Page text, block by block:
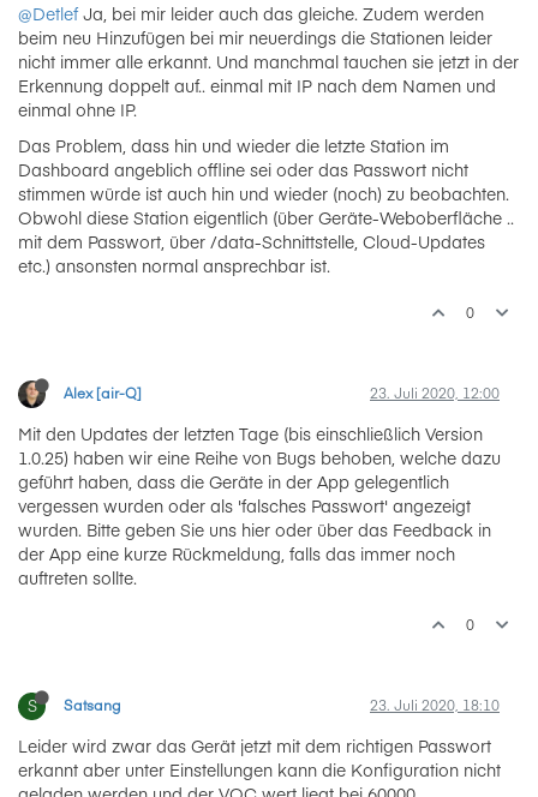
@DetlefJa, bei mir leider auch das gleiche. Zudem werden
beim neu Hinzufügen bei mir neuerdings die Stationen leider
nicht immer alle erkannt. Und manchmal tauchen sie jetzt in der
Erkennung doppelt auf.. einmal mit IP nach dem Namen und
einmal ohne IP.
Das Problem, dass hin und wieder die letzte Station im
Dashboard angeblich offline sei oder das Passwort nicht
stimmen würde ist auch hin und wieder (noch) zu beobachten.
Obwohl diese Station eigentlich (über Geräte-Weboberfläche ..
mit dem Passwort, über /data-Schnittstelle, Cloud-Updates
etc.) ansonsten normal ansprechbar ist.
0
Alex [air-Q] 23. Juli 2020, 12:00
Mit den Updates der letzten Tage (bis einschließlich Version
1.0.25) haben wir eine Reihe von Bugs behoben, welche dazu
geführt haben, dass die Geräte in der App gelegentlich
vergessen wurden oder als 'falsches Passwort' angezeigt
wurden. Bitte geben Sie uns hier oder über das Feedback in
der App eine kurze Rückmeldung, falls das immer noch
auftreten sollte.
0
S Satsang 23. Juli 2020, 18:10
Leider wird zwar das Gerät jetzt mit dem richtigen Passwort
erkannt aber unter Einstellungen kann die Konfiguration nicht